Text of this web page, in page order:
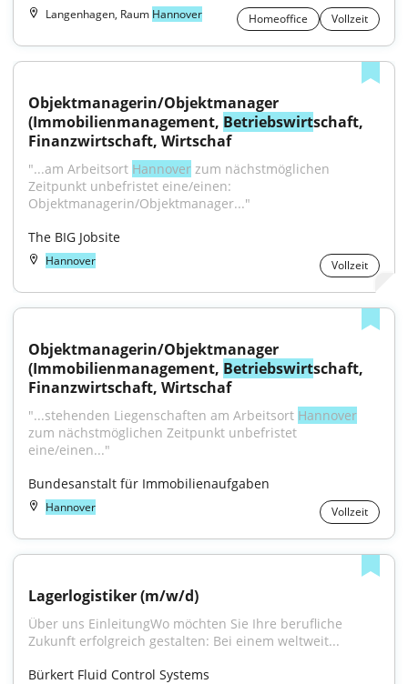
Langenhagen, Raum Hannover Homeoffice Vollzeit
Objektmanagerin/Objektmanager
(Immobilienmanagement, Betriebswirtschaft,
Finanzwirtschaft, Wirtschaf
"...am Arbeitsort Hannover zum nächstmöglichen
Zeitpunkt unbefristet eine/einen:
Objektmanagerin/Objektmanager..."
The BIG Jobsite
Hannover Vollzeit
Objektmanagerin/Objektmanager
(Immobilienmanagement, Betriebswirtschaft,
Finanzwirtschaft, Wirtschaf
"...stehenden Liegenschaften am Arbeitsort Hannover
zum nächstmöglichen Zeitpunkt unbefristet
eine/einen..."
Bundesanstalt für Immobilienaufgaben
Hannover Vollzeit
Lagerlogistiker (m/w/d)
Über uns EinleitungWo möchten Sie Ihre berufliche
Zukunft erfolgreich gestalten: Bei einem weltweit...
Bürkert Fluid Control Systems